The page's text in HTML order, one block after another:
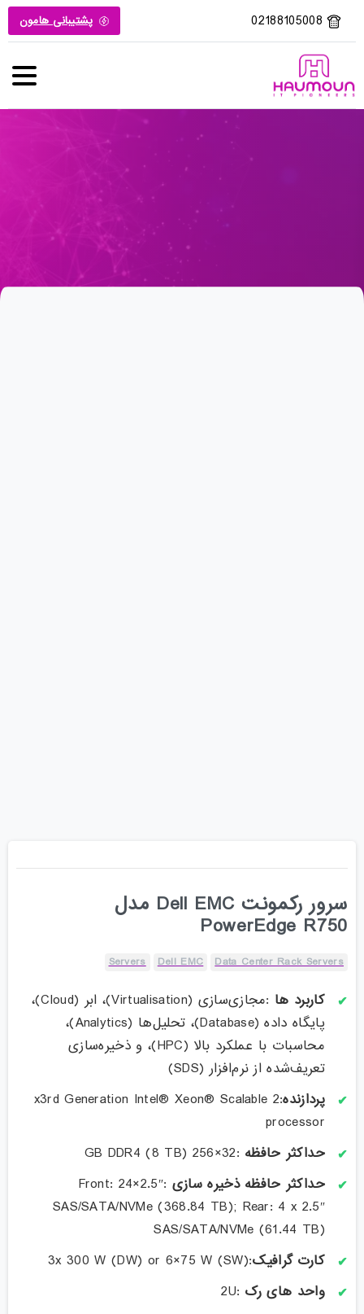
02188105008 پشتیبانی هامون
سرور رکمونت Dell EMC مدل
PowerEdge R750
Data Center Rack Servers
Dell EMC
Servers
کاربرد ها
:مجازی‌سازی (Virtualisation)، ابر (Cloud)،
پایگاه داده (Database)، تحلیل‌ها (Analytics)،
محاسبات با عملکرد بالا (HPC)، و ذخیره‌سازی
تعریف‌شده از نرم‌افزار (SDS)
پردازنده
:2 x3rd Generation Intel® Xeon® Scalable
processor
حداکثر حافظه :32×256 GB DDR4 (8 TB)
حداکثر حافظه ذخیره سازی :Front: 24×2.5″
SAS/SATA/NVMe (368.84 TB); Rear: 4 x 2.5″
SAS/SATA/NVMe (61.44 TB)
کارت گرافیک:3x 300 W (DW) or 6×75 W (SW)
واحد های رک :2U